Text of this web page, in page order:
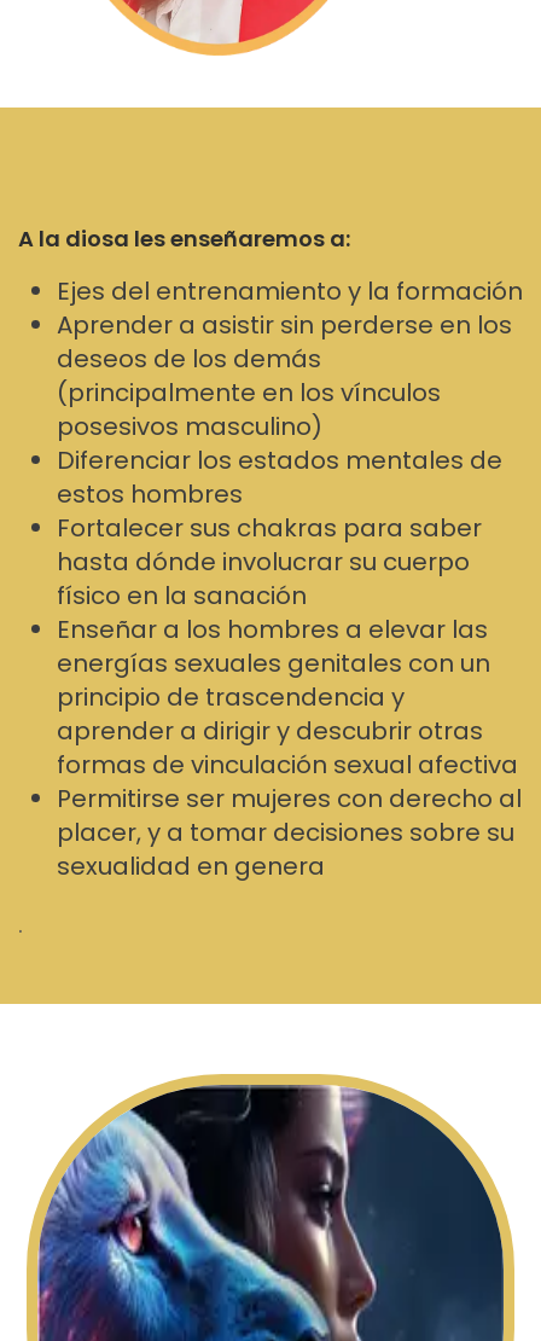
A la diosa les enseñaremos a:
Ejes del entrenamiento y la formación
Aprender a asistir sin perderse en los
deseos de los demás
(principalmente en los vínculos
posesivos masculino)
Diferenciar los estados mentales de
estos hombres
Fortalecer sus chakras para saber
hasta dónde involucrar su cuerpo
físico en la sanación
Enseñar a los hombres a elevar las
energías sexuales genitales con un
principio de trascendencia y
aprender a dirigir y descubrir otras
formas de vinculación sexual afectiva
Permitirse ser mujeres con derecho al
placer, y a tomar decisiones sobre su
sexualidad en genera
.